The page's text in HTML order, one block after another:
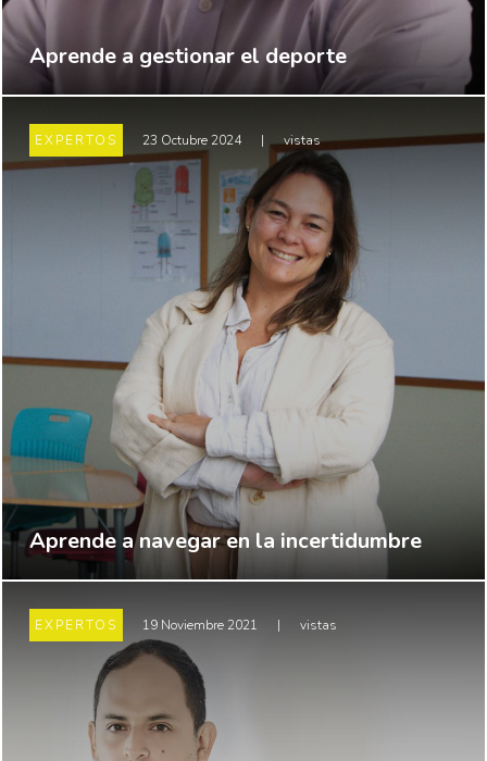
Aprende a gestionar el deporte
EXPERTOS 23 Octubre 2024 | vistas
Aprende a navegar en la incertidumbre
EXPERTOS 19 Noviembre 2021 | vistas